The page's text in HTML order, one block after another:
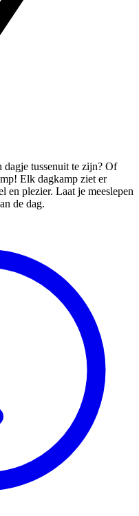
dagje tussenuit te zijn? Of
Elk dagkamp ziet er
en plezier. Laat je meeslepen
de dag.